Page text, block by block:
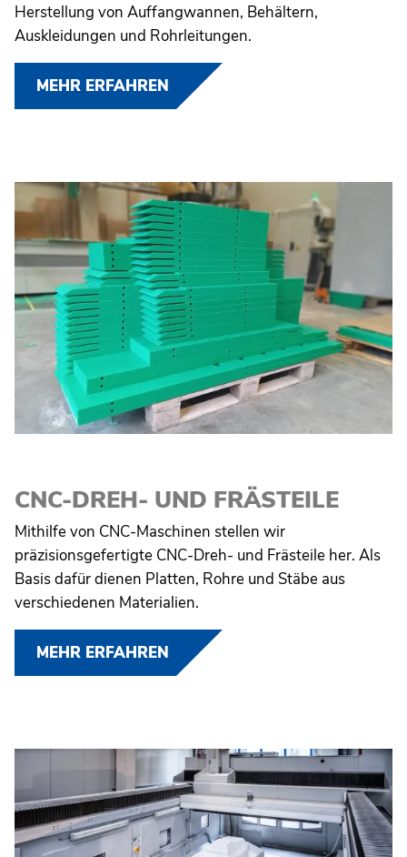
Herstellung von Auffangwannen, Behältern,
Auskleidungen und Rohrleitungen.
MEHR ERFAHREN
CNC-DREH- UND FRÄSTEILE
Mithilfe von CNC-Maschinen stellen wir
präzisionsgefertigte CNC-Dreh- und Frästeile her. Als
Basis dafür dienen Platten, Rohre und Stäbe aus
verschiedenen Materialien.
MEHR ERFAHREN